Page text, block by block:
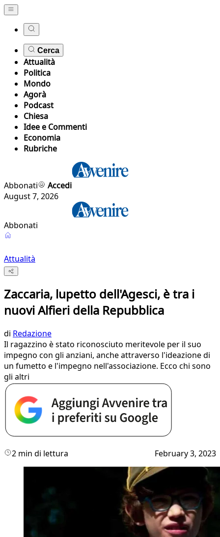
Cerca
Attualità
Politica
Mondo
Agorà
Podcast
Chiesa
Idee e Commenti
Economia
Rubriche
Abbonati
Accedi
August 7, 2026
Abbonati
Attualità
Zaccaria, lupetto dell'Agesci, è tra i
nuovi Alfieri della Repubblica
di Redazione
Il ragazzino è stato riconosciuto meritevole per il suo
impegno con gli anziani, anche attraverso l'ideazione di
un fumetto e l'impegno nell'associazione. Ecco chi sono
gli altri
2 min di lettura February 3, 2023